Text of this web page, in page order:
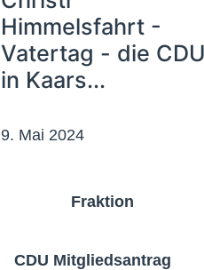
Himmelsfahrt -
Vatertag - die CDU
in Kaars...
9. Mai 2024
Fraktion
CDU Mitgliedsantrag